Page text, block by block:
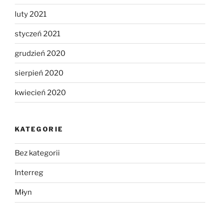
luty 2021
styczeń 2021
grudzień 2020
sierpień 2020
kwiecień 2020
KATEGORIE
Bez kategorii
Interreg
Młyn